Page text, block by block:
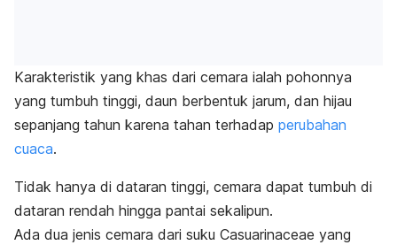
Karakteristik yang khas dari cemara ialah pohonnya
yang tumbuh tinggi, daun berbentuk jarum, dan hijau
sepanjang tahun karena tahan terhadap perubahan
cuaca.
Tidak hanya di dataran tinggi, cemara dapat tumbuh di
dataran rendah hingga pantai sekalipun.
Ada dua jenis cemara dari suku Casuarinaceae yang